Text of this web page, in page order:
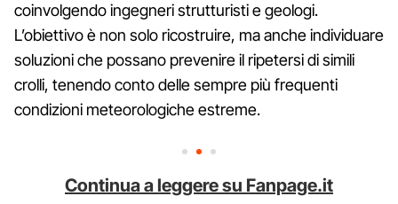
coinvolgendo ingegneri strutturisti e geologi.
L’obiettivo è non solo ricostruire, ma anche individuare
soluzioni che possano prevenire il ripetersi di simili
crolli, tenendo conto delle sempre più frequenti
condizioni meteorologiche estreme.
Continua a leggere su Fanpage.it